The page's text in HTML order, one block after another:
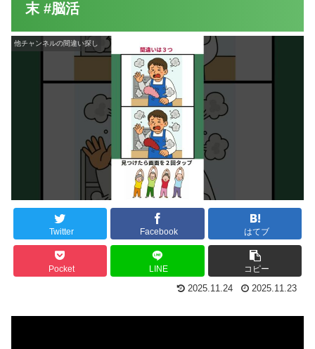
末 #脳活
他チャンネルの間違い探し
Twitter Facebook はてブ
Pocket LINE コピー
2025.11.24 2025.11.23